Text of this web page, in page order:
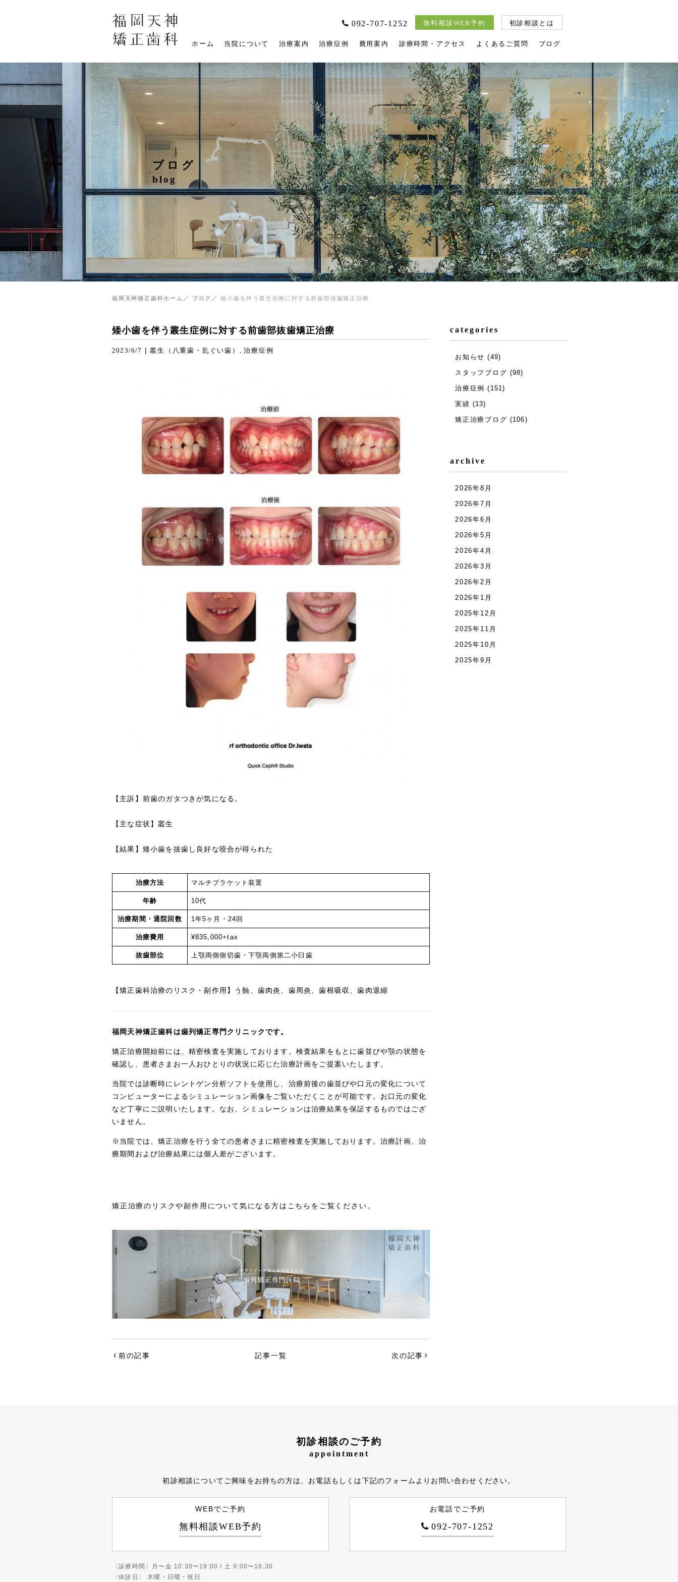
ホーム 当院について 治療案内 治療症例 費用案内 診療時間・アクセス よくあるご質問 ブログ
092-707-1252 無料相談WEB予約 初診相談とは
ブログ
blog
福岡天神矯正歯科ホーム ブログ 矮小歯を伴う叢生症例に対する前歯部抜歯矯正治療
矮小歯を伴う叢生症例に対する前歯部抜歯矯正治療
2023/6/7 |叢生（八重歯・乱ぐい歯） 治療症例
【主訴】前歯のガタつきが気になる。
【主な症状】叢生
【結果】矮小歯を抜歯し良好な咬合が得られた
治療方法 マルチブラケット装置
年齢 10代
治療期間・通院回数 1年5ヶ月・24回
治療費用 ¥835,000+tax
抜歯部位 上顎両側側切歯・下顎両側第二小臼歯
【矯正歯科治療のリスク・副作用】う蝕、歯肉炎、歯周炎、歯根吸収、歯肉退縮
福岡天神矯正歯科は歯列矯正専門クリニックです。
矯正治療開始前には、精密検査を実施しております。検査結果をもとに歯並びや顎の状態を
確認し、患者さまお一人おひとりの状況に応じた治療計画をご提案いたします。
当院では診断時にレントゲン分析ソフトを使用し、治療前後の歯並びや口元の変化について
コンピューターによるシミュレーション画像をご覧いただくことが可能です。お口元の変化
など丁寧にご説明いたします。なお、シミュレーションは治療結果を保証するものではござ
いません。
※当院では、矯正治療を行う全ての患者さまに精密検査を実施しております。治療計画、治
療期間および治療結果には個人差がございます。
矯正治療のリスクや副作用について気になる方はこちらをご覧ください。
前の記事 記事一覧 次の記事
categories
お知らせ (49)
スタッフブログ (98)
治療症例 (151)
実績 (13)
矯正治療ブログ (106)
archive
2026年8月
2026年7月
2026年6月
2026年5月
2026年4月
2026年3月
2026年2月
2026年1月
2025年12月
2025年11月
2025年10月
2025年9月
初診相談のご予約
appointment
初診相談についてご興味をお持ちの方は、お電話もしくは下記のフォームよりお問い合わせください。
WEBでご予約
無料相談WEB予約
お電話でご予約
092-707-1252
〈診療時間〉
月〜金 10:30〜19:00 / 土 9:00〜16:30
〈休診日〉
木曜・日曜・祝日